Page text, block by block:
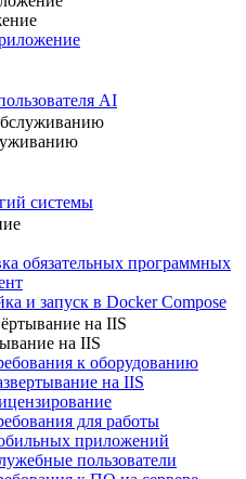
AI
системы
обязательных программных
и запуск в Docker Compose
на IIS
на IIS
к оборудованию
на IIS
для работы
приложений
пользователи